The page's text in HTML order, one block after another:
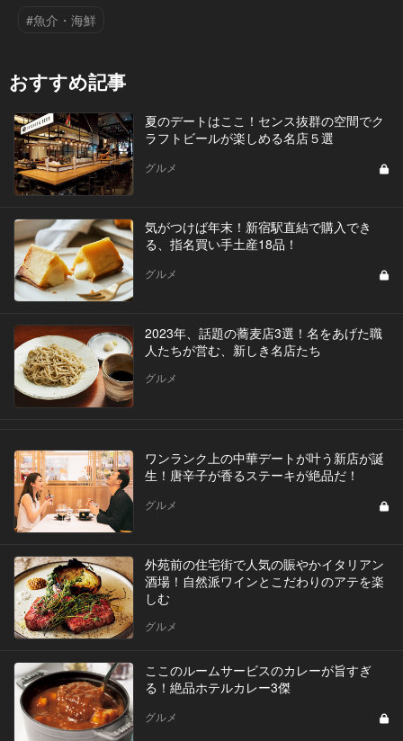
#魚介・海鮮
おすすめ記事
夏のデートはここ！センス抜群の空間でク
ラフトビールが楽しめる名店５選
グルメ
気がつけば年末！新宿駅直結で購入でき
る、指名買い手土産18品！
グルメ
2023年、話題の蕎麦店3選！名をあげた職
人たちが営む、新しき名店たち
グルメ
ワンランク上の中華デートが叶う新店が誕
生！唐辛子が香るステーキが絶品だ！
グルメ
外苑前の住宅街で人気の賑やかイタリアン
酒場！自然派ワインとこだわりのアテを楽
しむ
グルメ
ここのルームサービスのカレーが旨すぎ
る！絶品ホテルカレー3傑
グルメ